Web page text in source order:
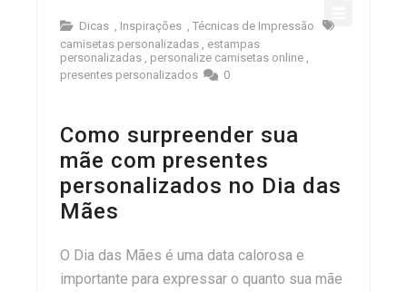
Dicas Inspirações
Técnicas de Impressão
camisetas personalizadas
estampas
personalizadas
personalize camisetas online
presentes personalizados
0
Como surpreender sua
mãe com presentes
personalizados no Dia das
Mães
O Dia das Mães é uma data calorosa e
importante para expressar o quanto sua mãe